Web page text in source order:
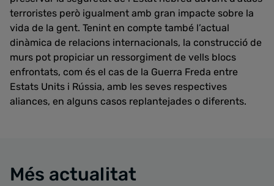
terroristes però igualment amb gran impacte sobre la
vida de la gent. Tenint en compte també l’actual
dinàmica de relacions internacionals, la construcció de
murs pot propiciar un ressorgiment de vells blocs
enfrontats, com és el cas de la Guerra Freda entre
Estats Units i Rússia, amb les seves respectives
aliances, en alguns casos replantejades o diferents.
Més actualitat